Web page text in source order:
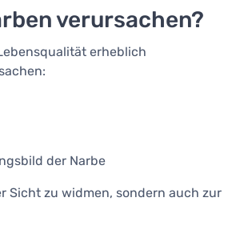
verursachen?
erheblich
der Narbe
Sicht zu widmen, sondern auch zur